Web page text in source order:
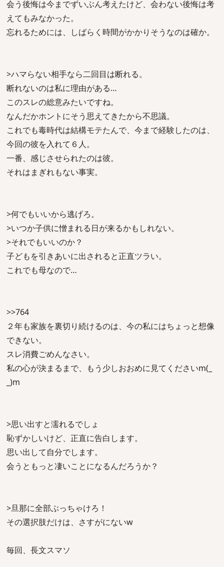
会う後悔は今までずいぶん考えたけど、会わない後悔は考
えてもみなかった。
忘れるためには、しばらく時間がかかりそうなのは確か。
>ハマらない相手なら二回目は断れる。
断れないのは私に理由がある…
このスレの総意みたいですね。
なんだかホントにそう思えてきたから不思議。
これでも毒時代は結構モテたんで、今まで経験したのは、
今回の彼を入れて６人。
一番、感じさせられたのは彼。
それはまぎれもない事実。
>何でもいいから逃げろ。
>いつか子供に憎まれる日が来るかもしれない。
>それでもいいのか？
子どもを引きあいに出されると正直ツラい。
これでも母なので…
>>764
２年も家族を裏切り続けるのは、今の私にはちょっと想像
できない。
スレ消費ごめんなさい。
私の心が決まるまで、もう少しおおめに見てくださいm(_
_)m
>思い出すと濡れるでしょ
恥ずかしいけど、正直に告白します。
思い出して自分でします。
会うともっと凄いことになるんだろうか？
>旦那に全部ぶっちゃけろ！
その選択肢だけは、さすがにないw
毎回、長文スマソ